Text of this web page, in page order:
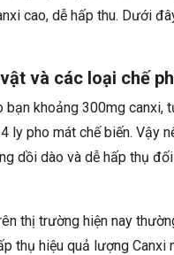
cao, dễ hấp thu. Dưới
và các loại chế
bạn khoảng 300mg
ly pho mát chế biến. Vậy
dồi dào và dễ hấp thụ
thị trường hiện nay
thụ hiệu quả lượng